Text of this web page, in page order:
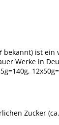
bekannt) ist ein
Werke in
Zucker